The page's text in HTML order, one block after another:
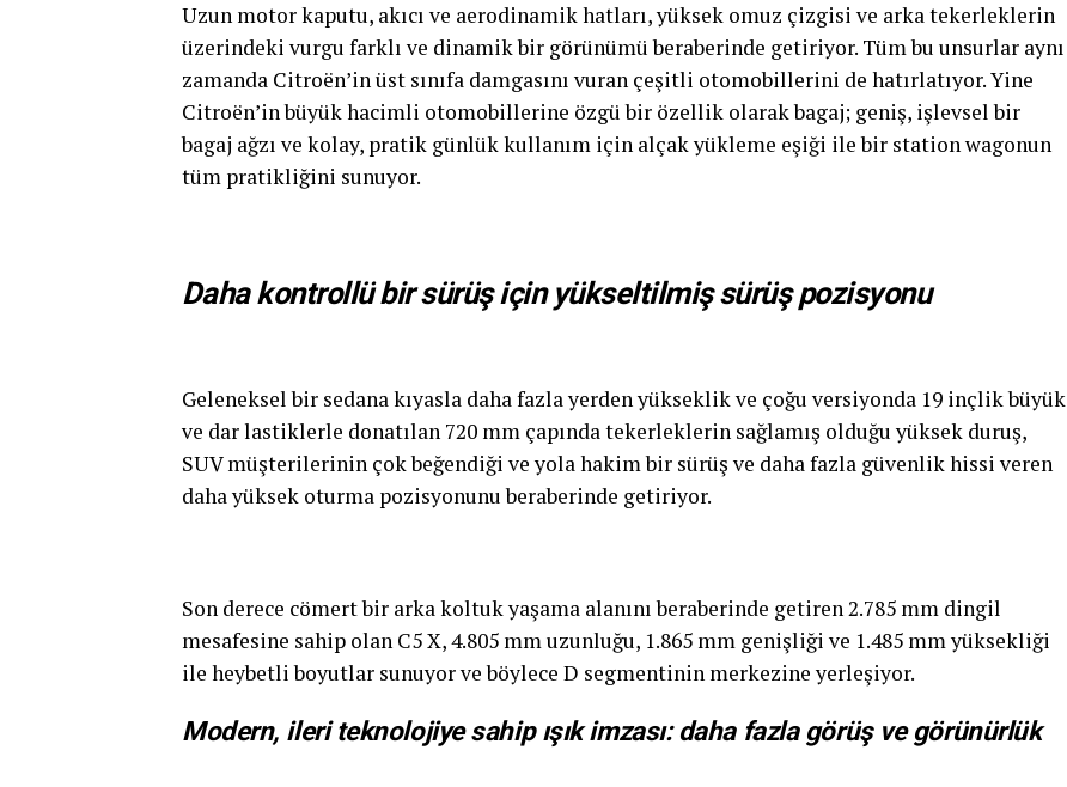
Uzun motor kaputu, akıcı ve aerodinamik hatları, yüksek omuz çizgisi ve arka tekerleklerin
üzerindeki vurgu farklı ve dinamik bir görünümü beraberinde getiriyor. Tüm bu unsurlar aynı
zamanda Citroën’in üst sınıfa damgasını vuran çeşitli otomobillerini de hatırlatıyor. Yine
Citroën’in büyük hacimli otomobillerine özgü bir özellik olarak bagaj; geniş, işlevsel bir
bagaj ağzı ve kolay, pratik günlük kullanım için alçak yükleme eşiği ile bir station wagonun
tüm pratikliğini sunuyor.
Daha kontrollü bir sürüş için yükseltilmiş sürüş pozisyonu
Geleneksel bir sedana kıyasla daha fazla yerden yükseklik ve çoğu versiyonda 19 inçlik büyük
ve dar lastiklerle donatılan 720 mm çapında tekerleklerin sağlamış olduğu yüksek duruş,
SUV müşterilerinin çok beğendiği ve yola hakim bir sürüş ve daha fazla güvenlik hissi veren
daha yüksek oturma pozisyonunu beraberinde getiriyor.
Son derece cömert bir arka koltuk yaşama alanını beraberinde getiren 2.785 mm dingil
mesafesine sahip olan C5 X, 4.805 mm uzunluğu, 1.865 mm genişliği ve 1.485 mm yüksekliği
ile heybetli boyutlar sunuyor ve böylece D segmentinin merkezine yerleşiyor.
Modern, ileri teknolojiye sahip ışık imzası: daha fazla görüş ve görünürlük